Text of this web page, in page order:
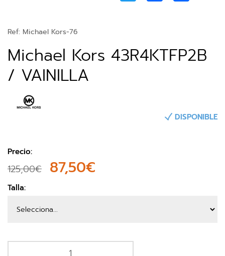
Ref: Michael Kors-76
Michael Kors 43R4KTFP2B
/ VAINILLA
DISPONIBLE
Precio:
125,00€ 87,50€
Talla: